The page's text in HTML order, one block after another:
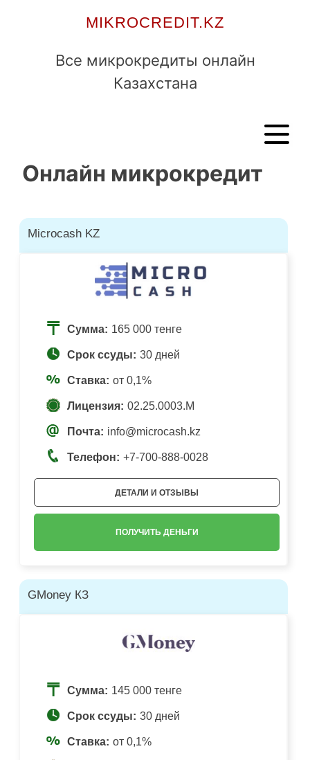
MIKROCREDIT.KZ
Все микрокредиты онлайн
Казахстана
Онлайн микрокредит
Microcash KZ
Сумма: 165 000 тенге
Срок ссуды: 30 дней
Ставка: от 0,1%
Лицензия: 02.25.0003.М
Почта: info@microcash.kz
Телефон: +7-700-888-0028
ДЕТАЛИ И ОТЗЫВЫ
ПОЛУЧИТЬ ДЕНЬГИ
GMoney КЗ
Сумма: 145 000 тенге
Срок ссуды: 30 дней
Ставка: от 0,1%